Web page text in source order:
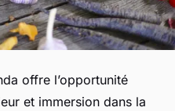
offre l’opportunité
et immersion dans la